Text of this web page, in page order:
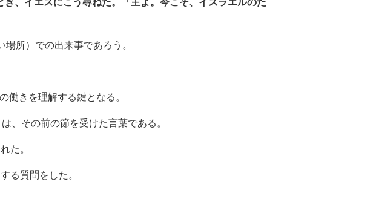
、イエスにこう尋ねた。「主よ。今こそ、イスラエルのた
場所）での出来事であろう。
働きを理解する鍵となる。
、その前の節を受けた言葉である。
た。
る質問をした。